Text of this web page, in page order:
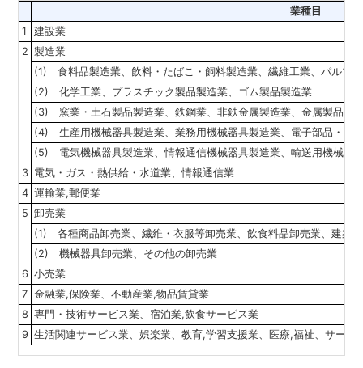
業種目
1
建設業
2 製造業
(1) 食料品製造業、飲料・たばこ・飼料製造業、繊維工業、パルプ
(2) 化学工業、プラスチック製品製造業、ゴム製品製造業
(3) 窯業・土石製品製造業、鉄鋼業、非鉄金属製造業、金属製品製
(4) 生産用機械器具製造業、業務用機械器具製造業、電子部品・デ
(5) 電気機械器具製造業、情報通信機械器具製造業、輸送用機械器
3 電気・ガス・熱供給・水道業、情報通信業
4 運輸業,郵便業
5 卸売業
(1) 各種商品卸売業、繊維・衣服等卸売業、飲食料品卸売業、建築
(2) 機械器具卸売業、その他の卸売業
6 小売業
7 金融業,保険業、不動産業,物品賃貸業
8 専門・技術サービス業、宿泊業,飲食サービス業
9 生活関連サービス業、娯楽業、教育,学習支援業、医療,福祉、サー